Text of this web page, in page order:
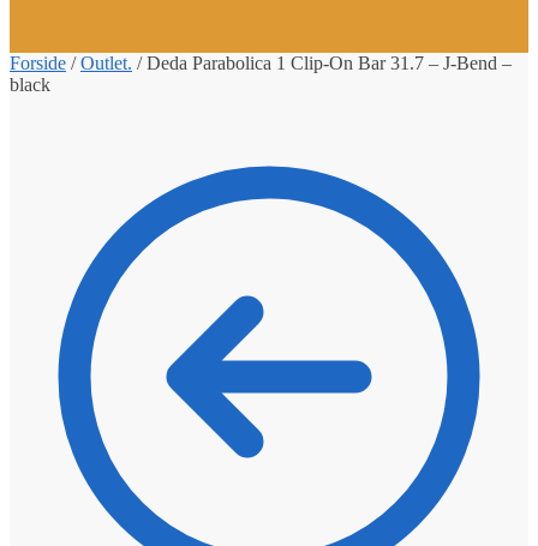
Forside /Outlet. /Deda Parabolica 1 Clip-On Bar 31.7 – J-Bend –
black